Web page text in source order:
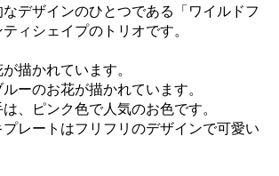
デザインのひとつである「ワイルドフ
ィシェイプのトリオです。
描かれています。
ーのお花が描かれています。
、ピンク色で人気のお色です。
レートはフリフリのデザインで可愛い